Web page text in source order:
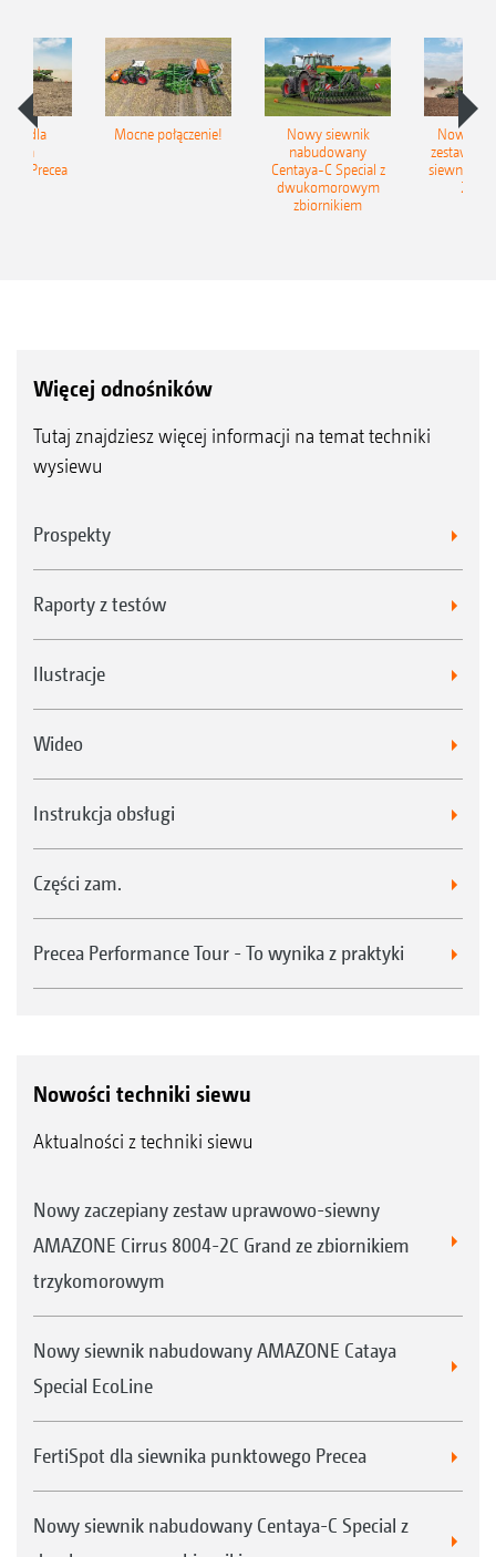
dla
Precea
Mocne połączenie!
Nowy siewnik
nabudowany
Centaya-C Special z
dwukomorowym
zbiornikiem
Nowy
zestaw
siewny
2C
Więcej odnośników
Tutaj znajdziesz więcej informacji na temat techniki
wysiewu
Prospekty
Raporty z testów
Ilustracje
Wideo
Instrukcja obsługi
Części zam.
Precea Performance Tour - To wynika z praktyki
Nowości techniki siewu
Aktualności z techniki siewu
Nowy zaczepiany zestaw uprawowo-siewny
AMAZONE Cirrus 8004-2C Grand ze zbiornikiem
trzykomorowym
Nowy siewnik nabudowany AMAZONE Cataya
Special EcoLine
FertiSpot dla siewnika punktowego Precea
Nowy siewnik nabudowany Centaya-C Special z